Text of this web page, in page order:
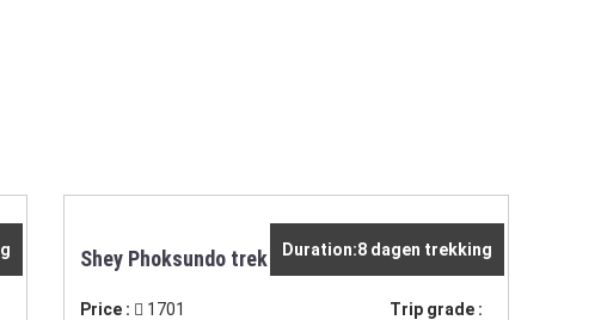
Duration:8 dagen trekking
Shey Phoksundo trek
Price : 1701 Trip grade :